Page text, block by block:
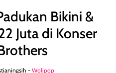
Bikini &
Juta di Konser
- Wolipop